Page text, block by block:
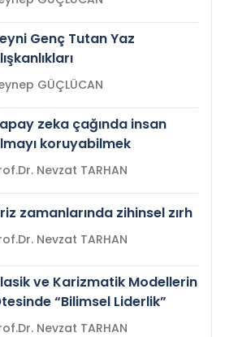
Genç Tutan Yaz
Zeynep GÜÇLÜCAN
zeka çağında insan
koruyabilmek
Prof.Dr. Nevzat TARHAN
zamanlarında zihinsel zırh
Prof.Dr. Nevzat TARHAN
ve Karizmatik Modellerin
“Bilimsel Liderlik”
Prof.Dr. Nevzat TARHAN